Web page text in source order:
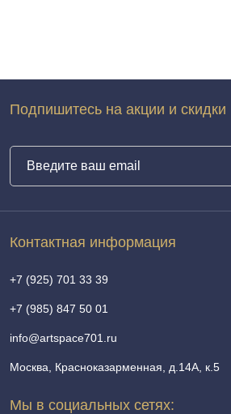
Контактная информация
+7 (925) 701 33 39
+7 (985) 847 50 01
info@artspace701.ru
Москва, Красноказарменная, д.14А, к.5
Мы в социальных сетях:
Подпишитесь на акции и скидки